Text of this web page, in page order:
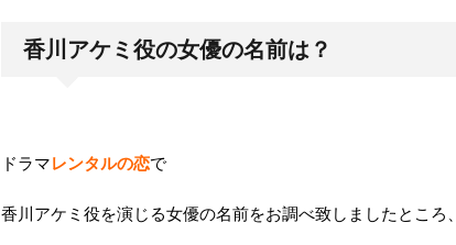
香川アケミ役の女優の名前は？
ドラマレンタルの恋で
香川アケミ役を演じる女優の名前をお調べ致しましたところ、